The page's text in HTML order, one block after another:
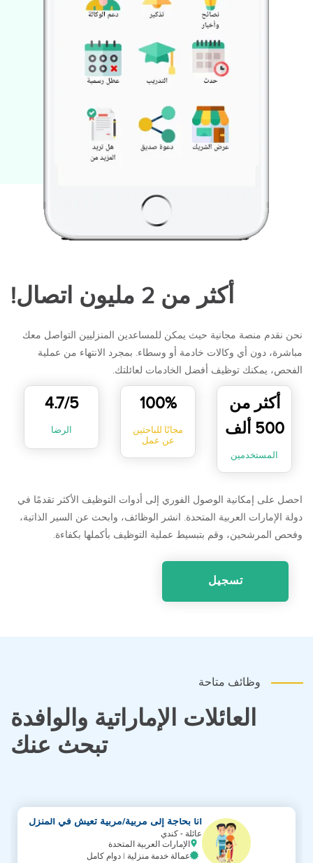
أكثر من 2 مليون اتصال!
نحن نقدم منصة مجانية حيث يمكن للمساعدين المنزليين التواصل معك
مباشرة، دون أي وكالات خادمة أو وسطاء. بمجرد الانتهاء من عملية
الفحص، يمكنك توظيف أفضل الخادمات لعائلتك.
أكثر من
500 ألف
المستخدمين
100%
مجانًا للباحثين
عن عمل
4.7/5
الرضا
احصل على إمكانية الوصول الفوري إلى أدوات التوظيف الأكثر تقدمًا في
دولة الإمارات العربية المتحدة. انشر الوظائف، وابحث عن السير الذاتية،
وفحص المرشحين، وقم بتبسيط عملية التوظيف بأكملها بكفاءة.
تسجيل
وظائف متاحة
العائلات الإماراتية والوافدة
تبحث عنك
أنا بحاجة إلى مربية/مربية تعيش في المنزل
عائلة - كندي
الإمارات العربية المتحدة
عمالة خدمة منزلية | دوام كامل